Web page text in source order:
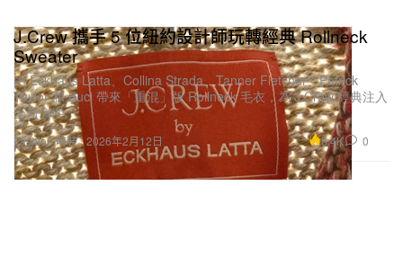
Fashion 時裝
J.Crew 攜手 5 位紐約設計師玩轉經典 Rollneck
Sweater
由 Eckhaus Latta、Collina Strada、Tanner Fletcher、Patrick
Taylor 和 Buci 帶來「重混」版 Rollneck 毛衣，為 J.Crew 經典注入
全新個性。
2026年2月12日 8.4K 0